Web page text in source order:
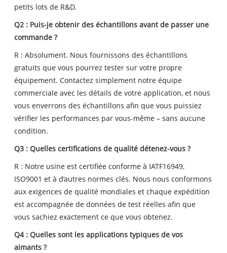
petits lots de R&D.
Q2 : Puis-je obtenir des échantillons avant de passer une
commande ?
R : Absolument. Nous fournissons des échantillons
gratuits que vous pourrez tester sur votre propre
équipement. Contactez simplement notre équipe
commerciale avec les détails de votre application, et nous
vous enverrons des échantillons afin que vous puissiez
vérifier les performances par vous-même – sans aucune
condition.
Q3 : Quelles certifications de qualité détenez-vous ?
R : Notre usine est certifiée conforme à IATF16949,
ISO9001 et à d’autres normes clés. Nous nous conformons
aux exigences de qualité mondiales et chaque expédition
est accompagnée de données de test réelles afin que
vous sachiez exactement ce que vous obtenez.
Q4 : Quelles sont les applications typiques de vos
aimants ?